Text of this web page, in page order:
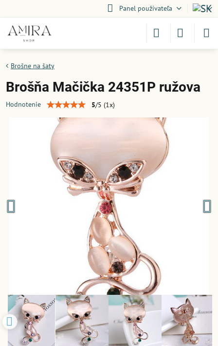
Panel používateľa
Brošne na šaty
Brošňa Mačička 24351P ružova
Hodnotenie 5/5 (1x)